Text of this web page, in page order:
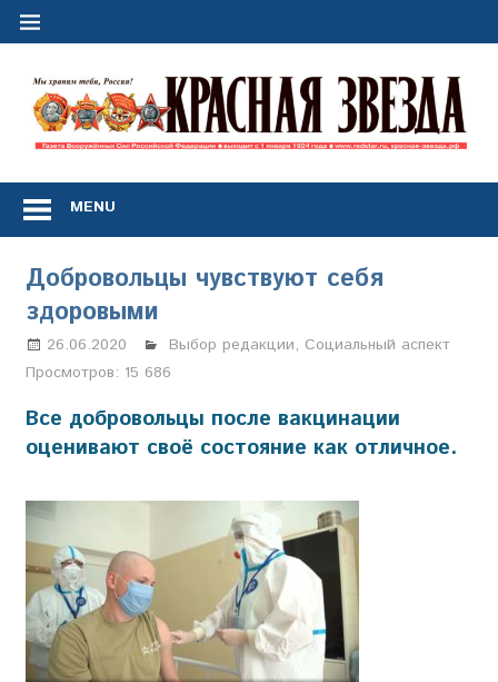
Перейти
Сил
Российской
Федерации
*
выходит
с
1
января
года
MENU
Добровольцы чувствуют себя
здоровыми
26.06.2020 Анастасия Свиридова
Выбор редакции, Социальный аспект
Просмотров: 15 686
Все добровольцы после вакцинации
оценивают своё состояние как отличное.